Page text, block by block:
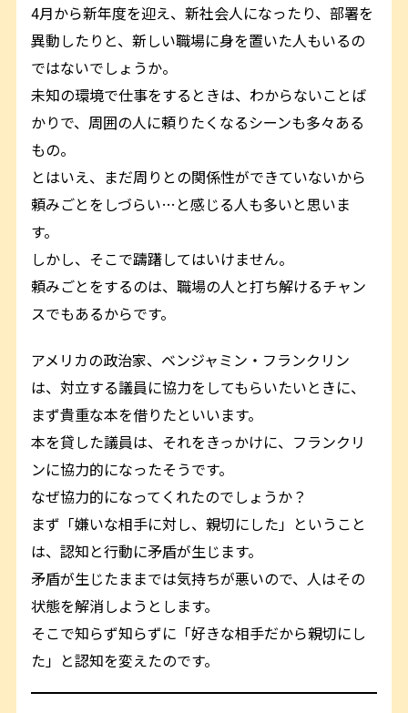
4月から新年度を迎え、新社会人になったり、部署を
異動したりと、新しい職場に身を置いた人もいるの
ではないでしょうか。
未知の環境で仕事をするときは、わからないことば
かりで、周囲の人に頼りたくなるシーンも多々ある
もの。
とはいえ、まだ周りとの関係性ができていないから
頼みごとをしづらい…と感じる人も多いと思いま
す。
しかし、そこで躊躇してはいけません。
頼みごとをするのは、職場の人と打ち解けるチャン
スでもあるからです。
アメリカの政治家、ベンジャミン・フランクリン
は、対立する議員に協力をしてもらいたいときに、
まず貴重な本を借りたといいます。
本を貸した議員は、それをきっかけに、フランクリ
ンに協力的になったそうです。
なぜ協力的になってくれたのでしょうか？
まず「嫌いな相手に対し、親切にした」ということ
は、認知と行動に矛盾が生じます。
矛盾が生じたままでは気持ちが悪いので、人はその
状態を解消しようとします。
そこで知らず知らずに「好きな相手だから親切にし
た」と認知を変えたのです。